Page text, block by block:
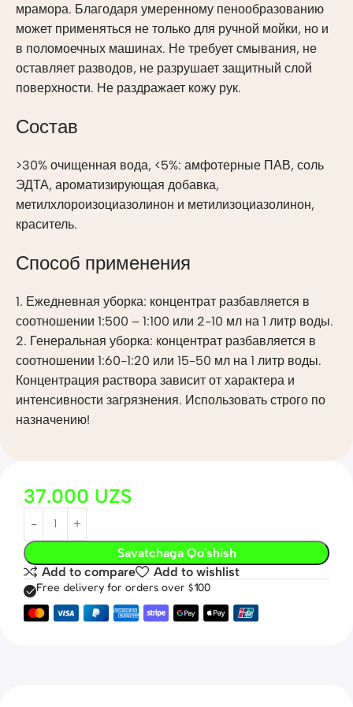
мрамора. Благодаря умеренному пенообразованию
может применяться не только для ручной мойки, но и
в поломоечных машинах. Не требует смывания, не
оставляет разводов, не разрушает защитный слой
поверхности. Не раздражает кожу рук.
Состав
>30% очищенная вода, <5%: амфотерные ПАВ, соль
ЭДТА, ароматизирующая добавка,
метилхлороизоциазолинон и метилизоциазолинон,
краситель.
Способ применения
1. Ежедневная уборка: концентрат разбавляется в
соотношении 1:500 – 1:100 или 2-10 мл на 1 литр воды.
2. Генеральная уборка: концентрат разбавляется в
соотношении 1:60-1:20 или 15-50 мл на 1 литр воды.
Концентрация раствора зависит от характера и
интенсивности загрязнения. Использовать строго по
назначению!
37.000 UZS
Savatchaga Qo'shish
Add to compare
Add to wishlist
Free delivery for orders over $100